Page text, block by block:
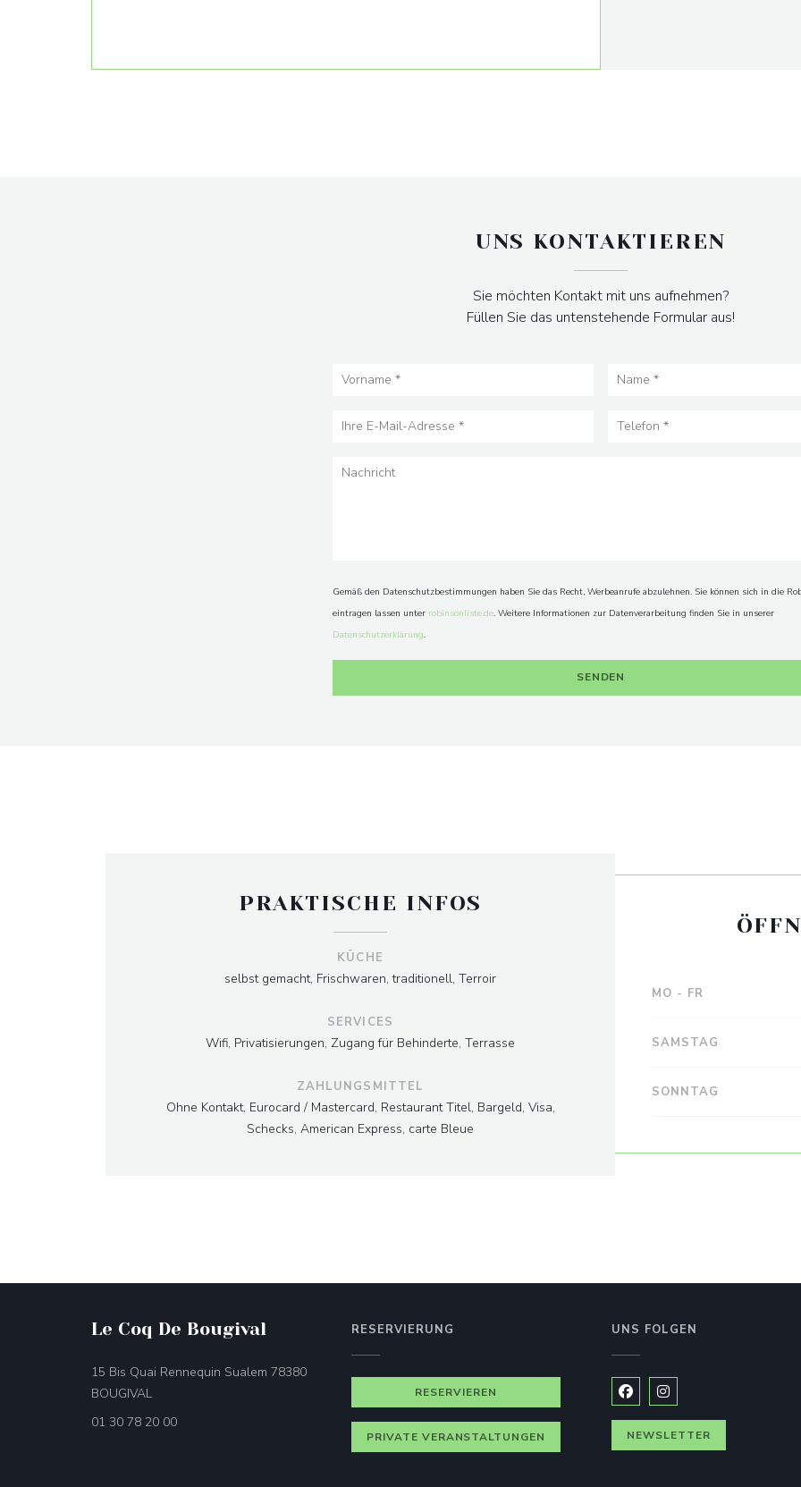
UNS KONTAKTIEREN
Sie möchten Kontakt mit uns aufnehmen?
Füllen Sie das untenstehende Formular aus!
Gemäß den Datenschutzbestimmungen haben Sie das Recht, Werbeanrufe abzulehnen. Sie können sich in die
eintragen lassen unter robinsonliste.de. Weitere Informationen zur Datenverarbeitung finden Sie in unserer
Datenschutzerklärung.
PRAKTISCHE INFOS
KÜCHE
selbst gemacht, Frischwaren, traditionell, Terroir
SERVICES
Wifi, Privatisierungen, Zugang für Behinderte, Terrasse
ZAHLUNGSMITTEL
Ohne Kontakt, Eurocard / Mastercard, Restaurant Titel, Bargeld, Visa,
Schecks, American Express, carte Bleue
MO - FR
SAMSTAG
SONNTAG
Le Coq De Bougival
15 Bis Quai Rennequin Sualem 78380
BOUGIVAL
01 30 78 20 00
RESERVIERUNG
RESERVIEREN
PRIVATE VERANSTALTUNGEN
UNS FOLGEN
Facebook ((öffnet ein neues
Instagram ((öffnet ein
NEWSLETTER